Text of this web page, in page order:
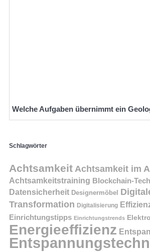
Welche Aufgaben übernimmt ein
Schlagwörter
AchtsamkeitAchtsamkeit im
Achtsamkeitstraining Blockchain-
Datensicherheit Designermöbel
Transformation Digitalisierung
Einrichtungstipps Einrichtungstrends
Energieeffizienz